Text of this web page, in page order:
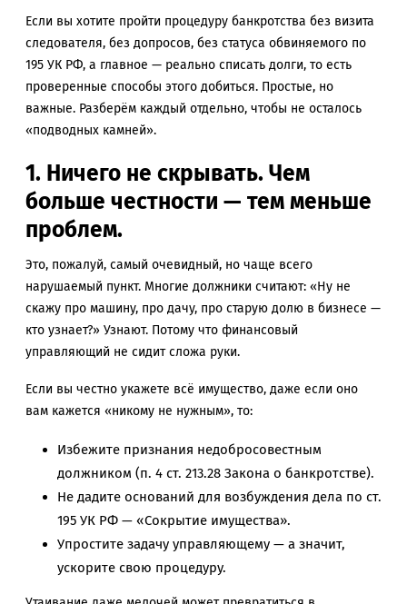
Если вы хотите пройти процедуру банкротства без визита
следователя, без допросов, без статуса обвиняемого по
195 УК РФ, а главное — реально списать долги, то есть
проверенные способы этого добиться. Простые, но
важные. Разберём каждый отдельно, чтобы не осталось
«подводных камней».
1. Ничего не скрывать. Чем
больше честности — тем меньше
проблем.
Это, пожалуй, самый очевидный, но чаще всего
нарушаемый пункт. Многие должники считают: «Ну не
скажу про машину, про дачу, про старую долю в бизнесе —
кто узнает?» Узнают. Потому что финансовый
управляющий не сидит сложа руки.
Если вы честно укажете всё имущество, даже если оно
вам кажется «никому не нужным», то:
Избежите признания недобросовестным
должником (п. 4 ст. 213.28 Закона о банкротстве).
Не дадите оснований для возбуждения дела по ст.
195 УК РФ — «Сокрытие имущества».
Упростите задачу управляющему — а значит,
ускорите свою процедуру.